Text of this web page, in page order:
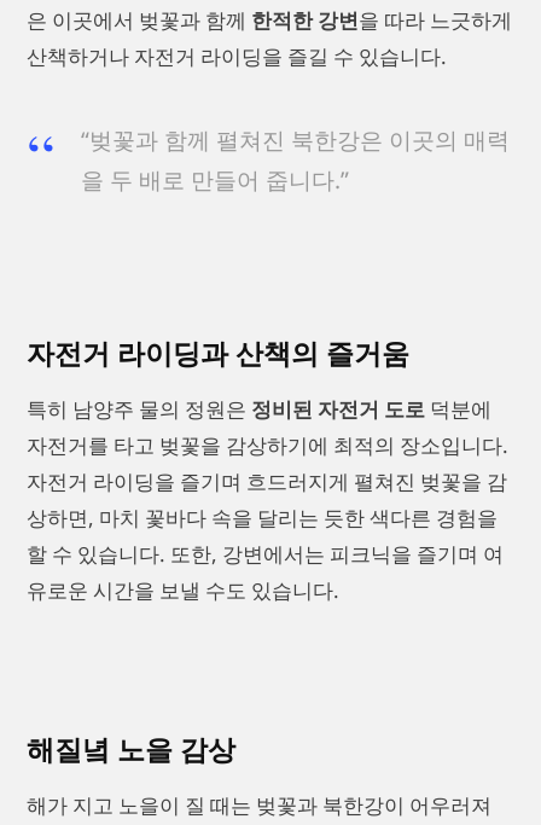
은 이곳에서 벚꽃과 함께 한적한 강변을 따라 느긋하게
산책하거나 자전거 라이딩을 즐길 수 있습니다.
“벚꽃과 함께 펼쳐진 북한강은 이곳의 매력
을 두 배로 만들어 줍니다.”
자전거 라이딩과 산책의 즐거움
특히 남양주 물의 정원은 정비된 자전거 도로 덕분에
자전거를 타고 벚꽃을 감상하기에 최적의 장소입니다.
자전거 라이딩을 즐기며 흐드러지게 펼쳐진 벚꽃을 감
상하면, 마치 꽃바다 속을 달리는 듯한 색다른 경험을
할 수 있습니다. 또한, 강변에서는 피크닉을 즐기며 여
유로운 시간을 보낼 수도 있습니다.
해질녘 노을 감상
해가 지고 노을이 질 때는 벚꽃과 북한강이 어우러져